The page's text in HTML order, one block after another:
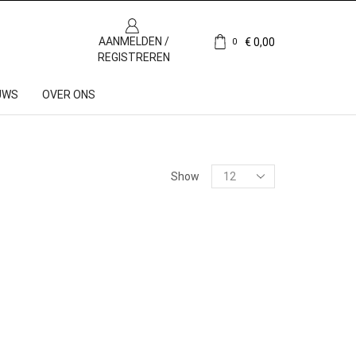
AANMELDEN /
REGISTREREN
0 €0,00
OVER ONS
Show